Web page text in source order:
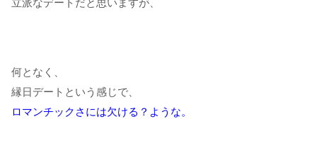
立派なデートだと思いますが、
何となく、
縁日デートという感じで、
ロマンチックさには欠ける？ような。